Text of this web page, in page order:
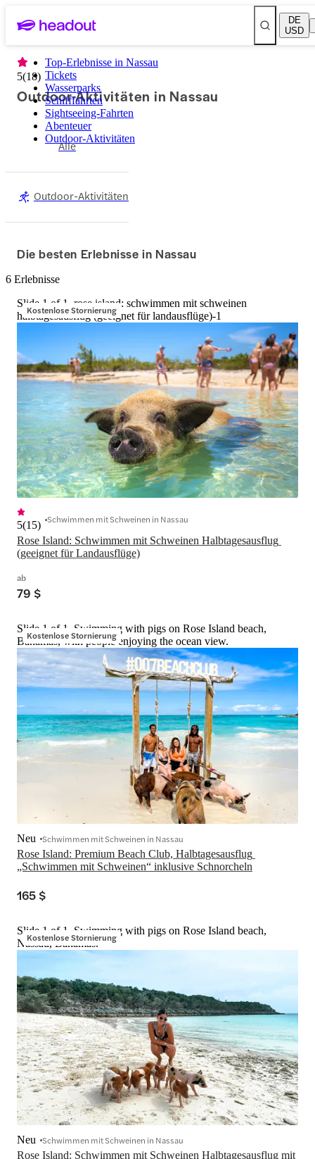
DE
USD
Top-Erlebnisse in Nassau
Tickets
Wasserparks
Schifffahrten
Sightseeing-Fahrten
Abenteuer
Outdoor-Aktivitäten
5(18)
Outdoor-Aktivitäten in Nassau
Alle
Outdoor-Aktivitäten
Die besten Erlebnisse in Nassau
6 Erlebnisse
Kostenlose Stornierung
Slide 1 of 1, rose island: schwimmen mit schweinen
halbtagesausflug (geeignet für landausflüge)-1
Rose Island: Schwimmen mit Schweinen Halbtagesausflug
(geeignet für Landausflüge)
5(15) Schwimmen mit Schweinen in Nassau
ab
79 $
Kostenlose Stornierung
Slide 1 of 1, Swimming with pigs on Rose Island beach,
Bahamas, with people enjoying the ocean view.
Rose Island: Premium Beach Club, Halbtagesausflug
„Schwimmen mit Schweinen“ inklusive Schnorcheln
Neu Schwimmen mit Schweinen in Nassau
165 $
Kostenlose Stornierung
Slide 1 of 1, Swimming with pigs on Rose Island beach,
Nassau, Bahamas.
Rose Island: Schwimmen mit Schweinen Halbtagesausflug mit
Neu Schwimmen mit Schweinen in Nassau